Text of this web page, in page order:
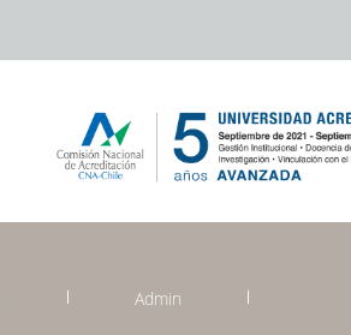
Admin